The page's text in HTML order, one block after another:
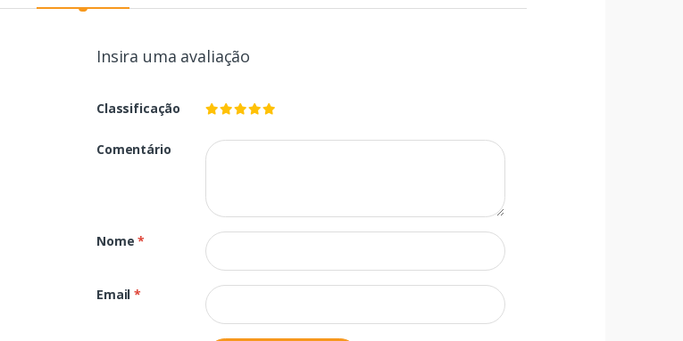
Insira uma avaliação
Classificação
Comentário
Nome*
Email*